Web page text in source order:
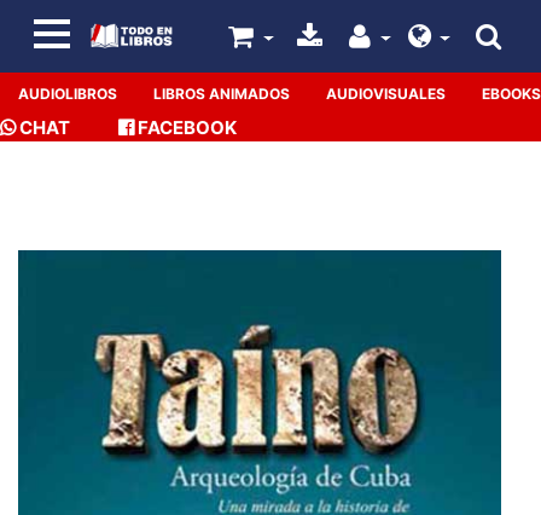
AUDIOLIBROS LIBROS ANIMADOS AUDIOVISUALES EBOOKS
CHAT FACEBOOK